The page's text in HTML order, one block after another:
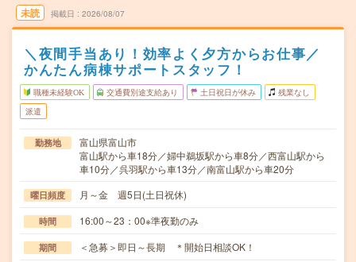
未読 掲載日 2026/08/07
＼夜間手当あり！効率よく夕方からお仕事／
かんたん病棟サポートスタッフ！
職種未経験OK 交通費別途支給あり 土日祝日が休み 残業なし
派遣
勤務地
富山県富山市
富山駅から車18分／婦中鵜坂駅から車8分／西富山駅から
車10分／呉羽駅から車13分／南富山駅から車20分
曜日頻度 月～金 週5日(土日祝休)
時間 16:00～23：00※準夜勤のみ
期間 ＜急募＞即日～長期 ＊開始日相談OK！